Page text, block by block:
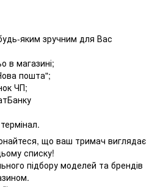
яким зручним для Вас
в магазині;
пошта";
ЧП;
що ваш тримач виглядає
списку!
підбору моделей та брендів